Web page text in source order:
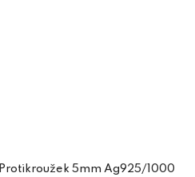
Protikroužek 5mm Ag925/1000